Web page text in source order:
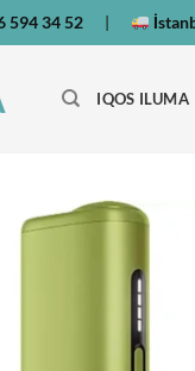
594 34 52 |
IQOS ILUMA